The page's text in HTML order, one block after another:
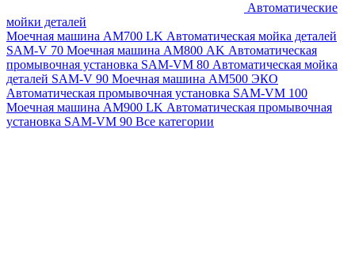
Автоматические
мойки деталей
Моечная машина AM700 LK Автоматическая мойка деталей
SAM-V 70 Моечная машина АМ800 AK Автоматическая
промывочная установка SAM-VM 80 Автоматическая мойка
деталей SAM-V 90 Моечная машина АМ500 ЭКО
Автоматическая промывочная установка SAM-VM 100
Моечная машина AM900 LK Автоматическая промывочная
установка SAM-VM 90 Все категории